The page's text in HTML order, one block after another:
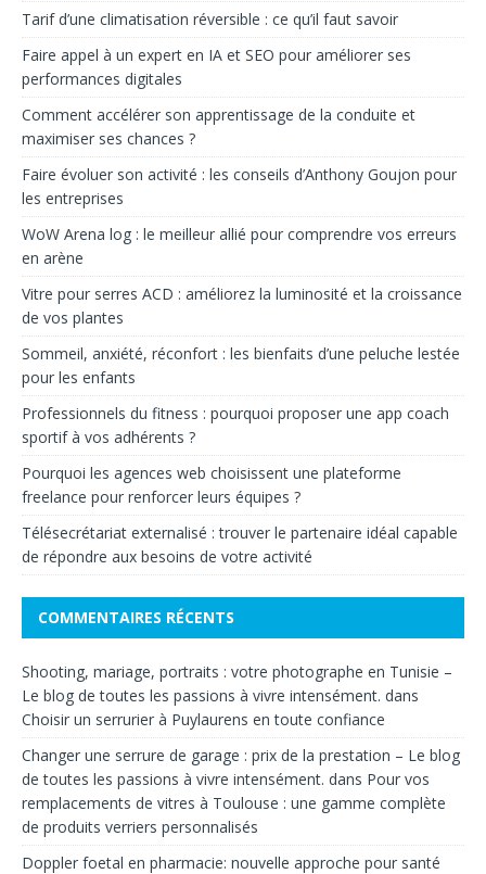
Tarif d’une climatisation réversible : ce qu’il faut savoir
Faire appel à un expert en IA et SEO pour améliorer ses
performances digitales
Comment accélérer son apprentissage de la conduite et
maximiser ses chances ?
Faire évoluer son activité : les conseils d’Anthony Goujon pour
les entreprises
WoW Arena log : le meilleur allié pour comprendre vos erreurs
en arène
Vitre pour serres ACD : améliorez la luminosité et la croissance
de vos plantes
Sommeil, anxiété, réconfort : les bienfaits d’une peluche lestée
pour les enfants
Professionnels du fitness : pourquoi proposer une app coach
sportif à vos adhérents ?
Pourquoi les agences web choisissent une plateforme
freelance pour renforcer leurs équipes ?
Télésecrétariat externalisé : trouver le partenaire idéal capable
de répondre aux besoins de votre activité
COMMENTAIRES RÉCENTS
Shooting, mariage, portraits : votre photographe en Tunisie –
Le blog de toutes les passions à vivre intensément. dans
Choisir un serrurier à Puylaurens en toute confiance
Changer une serrure de garage : prix de la prestation – Le blog
de toutes les passions à vivre intensément. dans Pour vos
remplacements de vitres à Toulouse : une gamme complète
de produits verriers personnalisés
Doppler foetal en pharmacie: nouvelle approche pour santé